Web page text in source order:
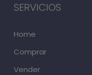
SERVICIOS
Home
Comprar
Vender